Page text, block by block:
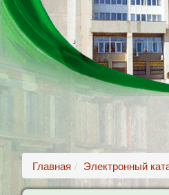
Главная Электронный